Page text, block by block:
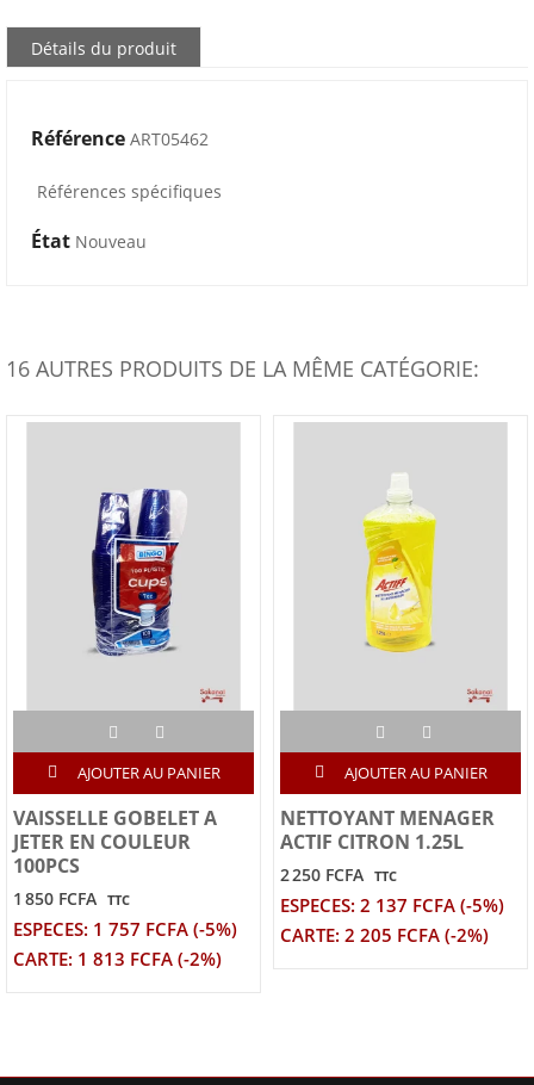
Détails du produit
Référence ART05462
Références spécifiques
État Nouveau
16 AUTRES PRODUITS DE LA MÊME CATÉGORIE:
AJOUTER AU PANIER
VAISSELLE GOBELET A
JETER EN COULEUR
100PCS
1 850 FCFA TTC
ESPECES: 1 757 FCFA (-5%)
CARTE: 1 813 FCFA (-2%)
AJOUTER AU PANIER
NETTOYANT MENAGER
ACTIF CITRON 1.25L
2 250 FCFA TTC
ESPECES: 2 137 FCFA (-5%)
CARTE: 2 205 FCFA (-2%)